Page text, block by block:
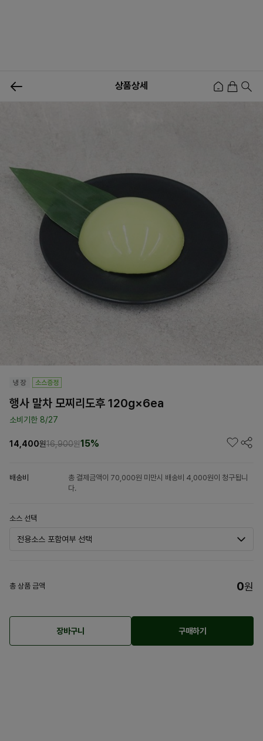
상품상세
행사 말차 모찌리도후 120g×6ea
소비기한 8/27
14,400원16,900원15%
배송비
총 결제금액이 70,000원 미만시 배송비 4,000원이 청구됩니
다.
소스 선택
총 상품 금액 0원
장바구니 구매하기